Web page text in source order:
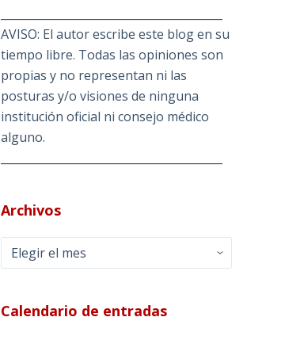
AVISO: El autor escribe este blog en su
tiempo libre. Todas las opiniones son
propias y no representan ni las
posturas y/o visiones de ninguna
institución oficial ni consejo médico
alguno.
Archivos
Archivos
Calendario de entradas